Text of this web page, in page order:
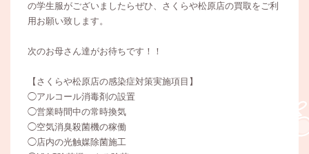
の学生服がございましたらぜひ、さくらや松原店の買取をご利
用お願い致します。
次のお母さん達がお待ちです！！
【さくらや松原店の感染症対策実施項目】
◯アルコール消毒剤の設置
◯営業時間中の常時換気
◯空気消臭殺菌機の稼働
◯店内の光触媒除菌施工